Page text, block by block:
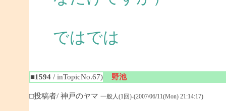
ではでは
■1594/ inTopicNo.67) 野池
□投稿者/ 神戸のヤマ 一般人(1回)-(2007/06/11(Mon) 21:14:17)